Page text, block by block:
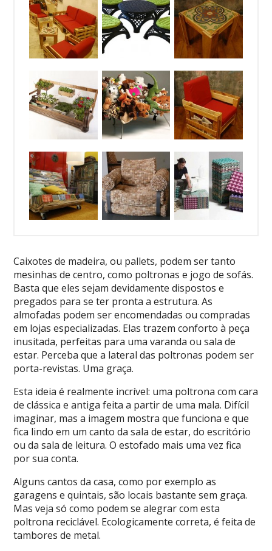
Caixotes de madeira, ou pallets, podem ser tanto
mesinhas de centro, como poltronas e jogo de sofás.
Basta que eles sejam devidamente dispostos e
pregados para se ter pronta a estrutura. As
almofadas podem ser encomendadas ou compradas
em lojas especializadas. Elas trazem conforto à peça
inusitada, perfeitas para uma varanda ou sala de
estar. Perceba que a lateral das poltronas podem ser
porta-revistas. Uma graça.
Esta ideia é realmente incrível: uma poltrona com cara
de clássica e antiga feita a partir de uma mala. Difícil
imaginar, mas a imagem mostra que funciona e que
fica lindo em um canto da sala de estar, do escritório
ou da sala de leitura. O estofado mais uma vez fica
por sua conta.
Alguns cantos da casa, como por exemplo as
garagens e quintais, são locais bastante sem graça.
Mas veja só como podem se alegrar com esta
poltrona reciclável. Ecologicamente correta, é feita de
tambores de metal.